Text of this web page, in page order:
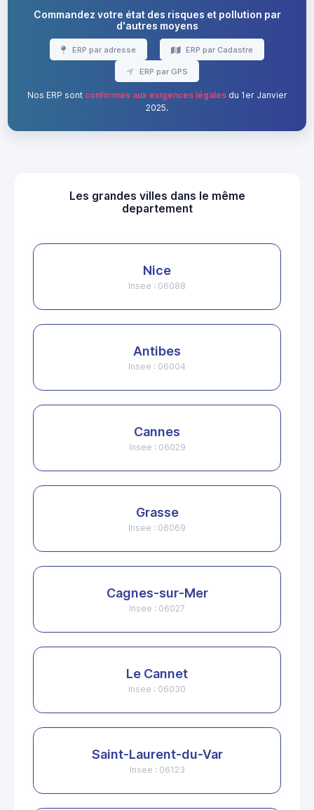
Commandez votre état des risques et pollution par
d'autres moyens
ERP par adresse ERP par Cadastre
ERP par GPS
Nos ERP sont conformes aux exigences légalesdu 1er Janvier
2025.
Les grandes villes dans le même
departement
Nice
Insee : 06088
Antibes
Insee : 06004
Cannes
Insee : 06029
Grasse
Insee : 06069
Cagnes-sur-Mer
Insee : 06027
Le Cannet
Insee : 06030
Saint-Laurent-du-Var
Insee : 06123